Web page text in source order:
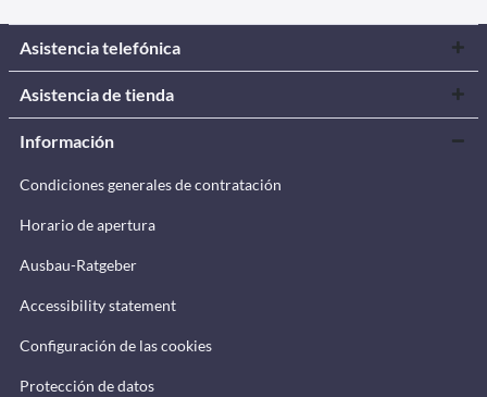
Asistencia telefónica
Asistencia de tienda
Información
Condiciones generales de contratación
Horario de apertura
Ausbau-Ratgeber
Accessibility statement
Configuración de las cookies
Protección de datos